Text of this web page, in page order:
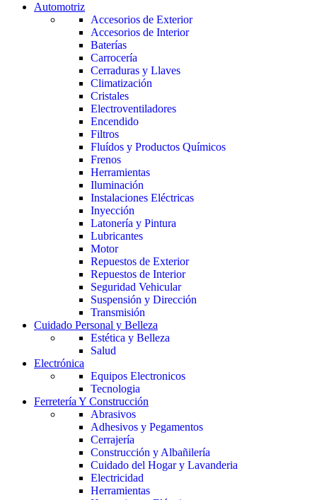
Automotriz
Accesorios de Exterior
Accesorios de Interior
Baterías
Carrocería
Cerraduras y Llaves
Climatización
Cristales
Electroventiladores
Encendido
Filtros
Fluídos y Productos Químicos
Frenos
Herramientas
Iluminación
Instalaciones Eléctricas
Inyección
Latonería y Pintura
Lubricantes
Motor
Repuestos de Exterior
Repuestos de Interior
Seguridad Vehicular
Suspensión y Dirección
Transmisión
Cuidado Personal y Belleza
Estética y Belleza
Salud
Electrónica
Equipos Electronicos
Tecnologia
Ferretería Y Construcción
Abrasivos
Adhesivos y Pegamentos
Cerrajería
Construcción y Albañilería
Cuidado del Hogar y Lavanderia
Electricidad
Herramientas